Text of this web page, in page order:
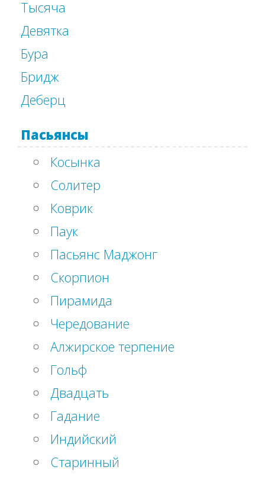
Тысяча
Девятка
Бура
Бридж
Деберц
Пасьянсы
Косынка
Солитер
Коврик
Паук
Пасьянс Маджонг
Скорпион
Пирамида
Чередование
Алжирское терпение
Гольф
Двадцать
Гадание
Индийский
Старинный